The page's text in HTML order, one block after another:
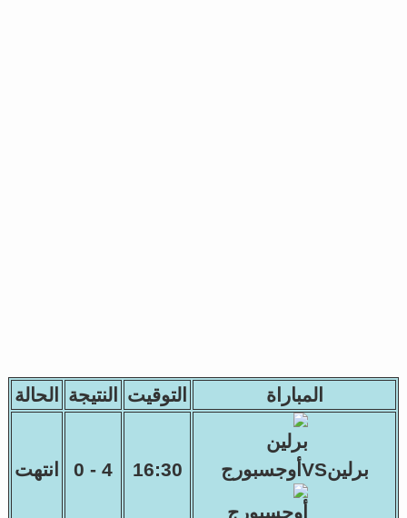
المباراة التوقيت النتيجة الحالة
برلينVSأوجسبورج 16:30
4 - 0 انتهت